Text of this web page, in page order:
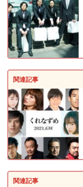
関連記事
関連記事